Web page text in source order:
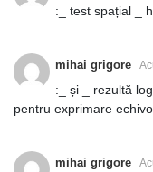
:_ test spațial _
mihai grigore
:_ și _ rezultă
pentru exprimare
mihai grigore